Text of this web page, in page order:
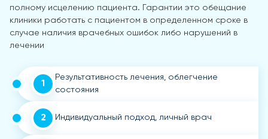
полному исцелению пациента. Гарантии это обещание
клиники работать с пациентом в определенном сроке в
случае наличия врачебных ошибок либо нарушений в
лечении
1
Результативность лечения, облегчение
состояния
2 Индивидуальный подход, личный врач